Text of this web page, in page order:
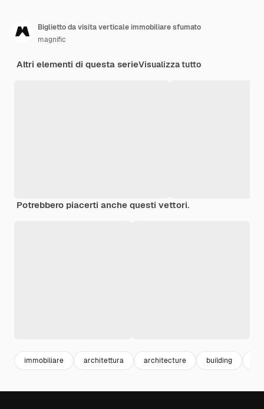
Biglietto da visita verticale immobiliare sfumato
magnific
Altri elementi di questa serieVisualizza tutto
Potrebbero piacerti anche questi vettori.
immobiliare architettura architecture building